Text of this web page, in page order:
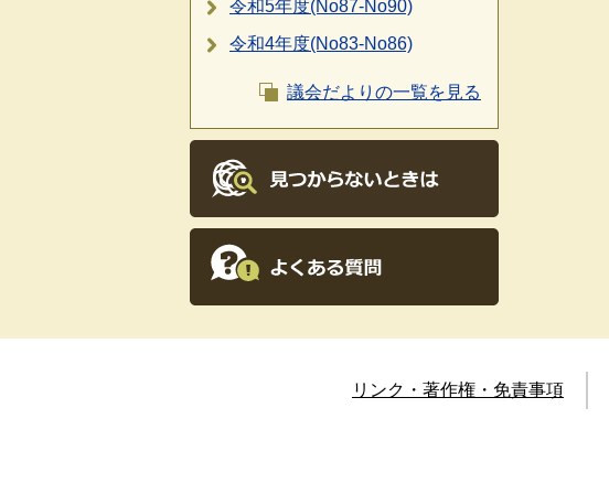
令和5年度(No87-No90)
令和4年度(No83-No86)
議会だよりの一覧を見る
リンク・著作権・免責事項